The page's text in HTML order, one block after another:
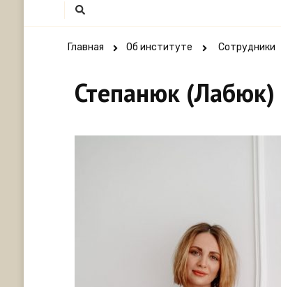
Главная Об институте Сотрудники
Степанюк (Лабюк)